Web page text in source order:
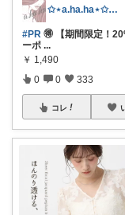
✩⋆a.ha.ha⋆✩🛒感謝っ❤︎
#PR 🉐 【期間限定！
ーポ ...
￥ 1,490
0 0 333
コレ